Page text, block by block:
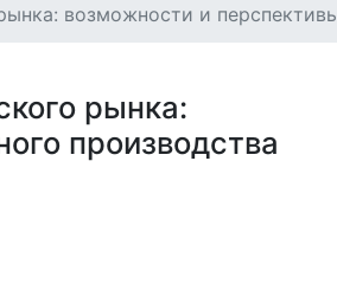
возможности и
рынка:
производства